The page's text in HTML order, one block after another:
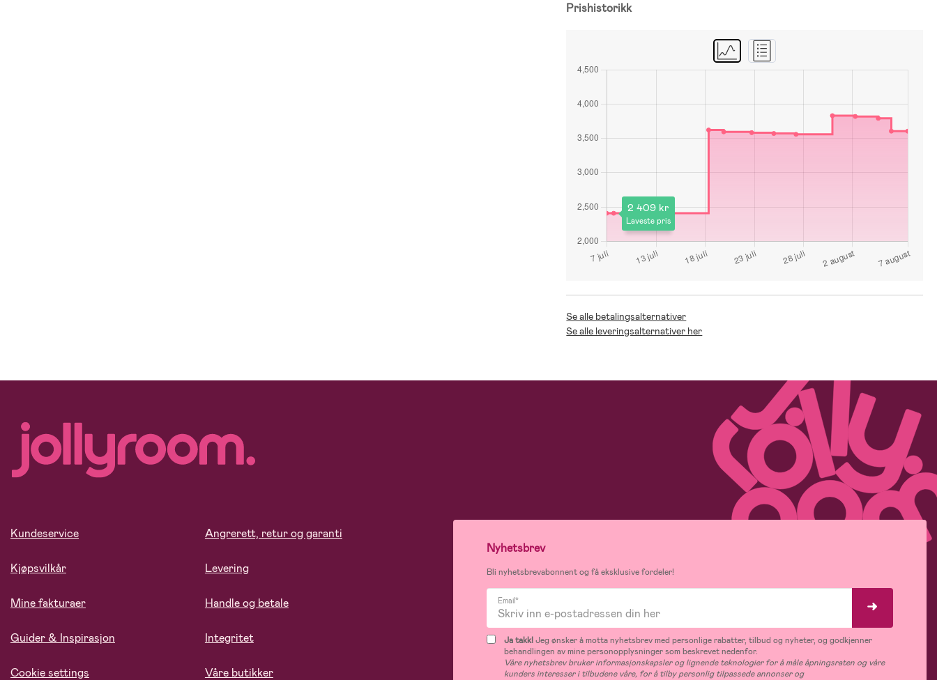
Prishistorikk
2 409 kr
Laveste pris
Se alle betalingsalternativer
Se alle leveringsalternativer her
Kundeservice
Kjøpsvilkår
Mine fakturaer
Guider & Inspirasjon
Cookie settings
Angrerett, retur og garanti
Levering
Handle og betale
Integritet
Våre butikker
Nyhetsbrev
Bli nyhetsbrevabonnent og få eksklusive fordeler!
Email*
Ja takk!Jeg ønsker å motta nyhetsbrev med personlige rabatter, tilbud og nyheter, og godkjenner
behandlingen av mine personopplysninger som beskrevet nedenfor.
Våre nyhetsbrev bruker informasjonskapsler og lignende teknologier for å måle åpningsraten og våre
kunders interesser i tilbudene våre, for å tilby personlig tilpassede annonser og